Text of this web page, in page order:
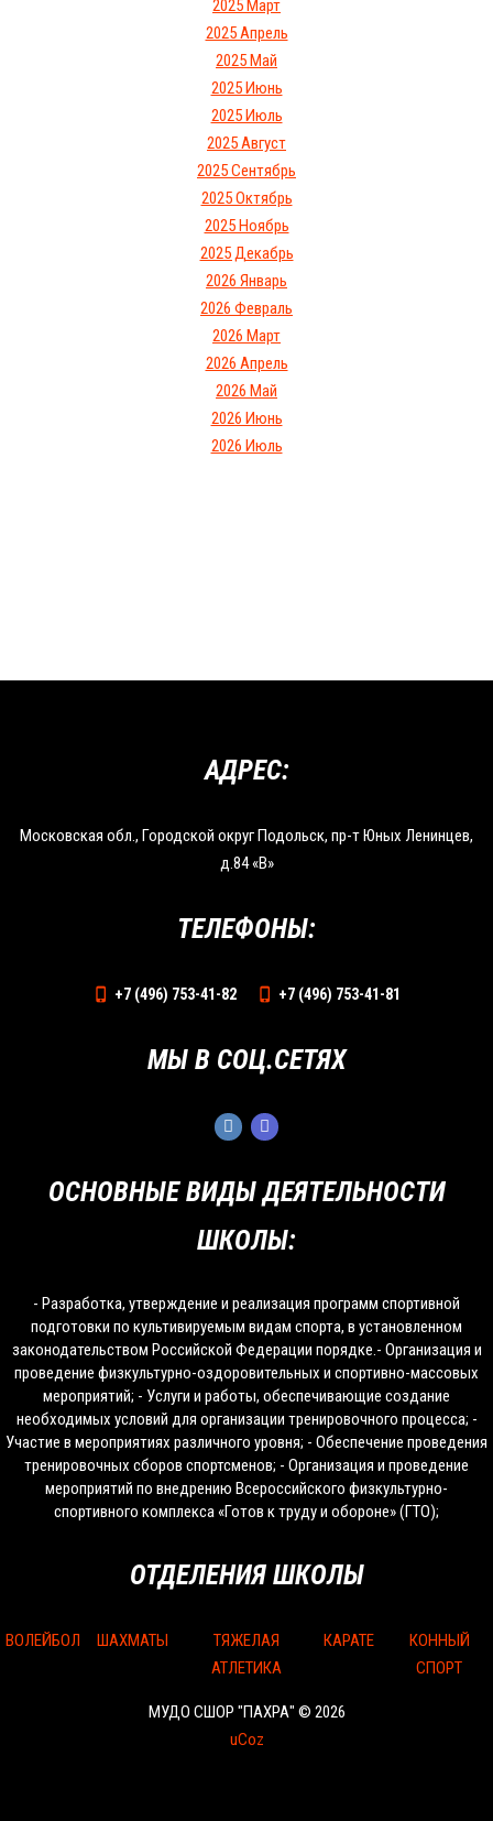
2025 Март
2025 Апрель
2025 Май
2025 Июнь
2025 Июль
2025 Август
2025 Сентябрь
2025 Октябрь
2025 Ноябрь
2025 Декабрь
2026 Январь
2026 Февраль
2026 Март
2026 Апрель
2026 Май
2026 Июнь
2026 Июль
ОСНОВНЫЕ ВИДЫ ДЕЯТЕЛЬНОСТИ
ШКОЛЫ:
- Разработка, утверждение и реализация программ спортивной
подготовки по культивируемым видам спорта, в установленном
законодательством Российской Федерации порядке.- Организация и
проведение физкультурно-оздоровительных и спортивно-массовых
мероприятий; - Услуги и работы, обеспечивающие создание
необходимых условий для организации тренировочного процесса; -
Участие в мероприятиях различного уровня; - Обеспечение проведения
тренировочных сборов спортсменов; - Организация и проведение
мероприятий по внедрению Всероссийского физкультурно-
спортивного комплекса «Готов к труду и обороне» (ГТО);
ОТДЕЛЕНИЯ ШКОЛЫ
ВОЛЕЙБОЛ ШАХМАТЫ
ТЯЖЕЛАЯ
АТЛЕТИКА
КАРАТЕ
КОННЫЙ
СПОРТ
МУДО СШОР "ПАХРА" © 2026
uCoz
АДРЕС:
Московская обл., Городской округ Подольск, пр-т Юных Ленинцев,
д.84 «В»
ТЕЛЕФОНЫ:
+7 (496) 753-41-82 +7 (496) 753-41-81
МЫ В СОЦ.СЕТЯХ